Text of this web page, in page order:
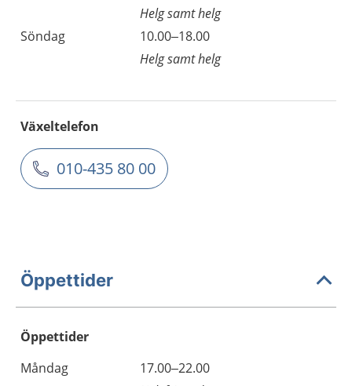
Helg samt helg
Söndag
10.00–18.00
Helg samt helg
Växeltelefon
010-435 80 00
Öppettider
Öppettider
Dag
Öppettider
Kommentarer
Måndag
17.00–22.00